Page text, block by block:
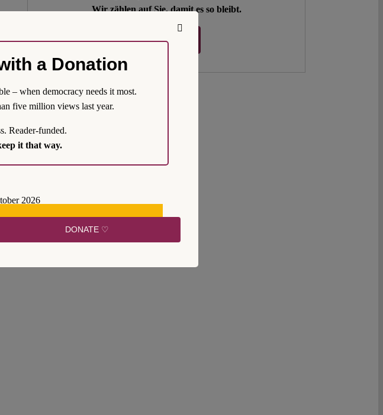
Wir zählen auf Sie, damit es so bleibt.
Spenden ♡
a Donation
– when democracy needs it most.
five million views last year.
Reader-funded.
it that way.
2026
DONATE ♡